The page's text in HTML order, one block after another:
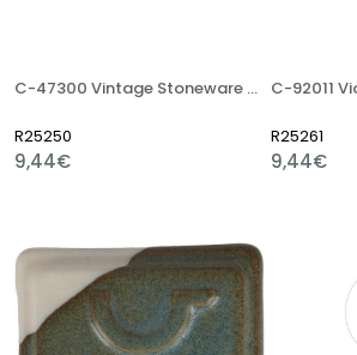
C-47300 Vintage Stoneware Artistik Sır
R25250
9,44€
R25261
9,44€